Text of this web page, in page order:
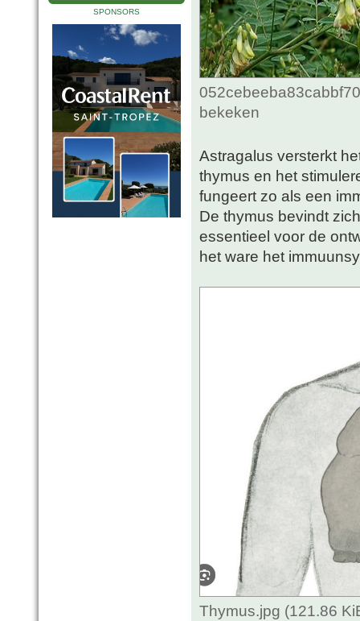
SPONSORS
bekeken
Astragalus versterkt
thymus en het
fungeert zo als een
De thymus bevindt
essentieel voor de
het ware het
Thymus.jpg (121.86